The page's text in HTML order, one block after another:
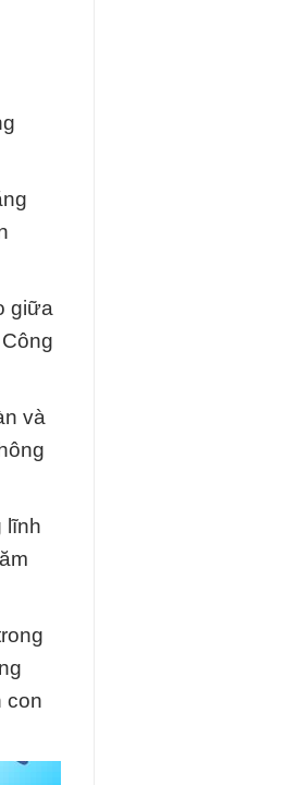
giữa
và
lĩnh
con